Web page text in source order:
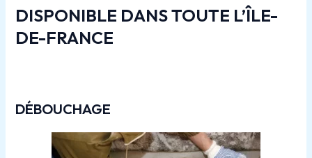
DISPONIBLE DANS TOUTE L’ÎLE-
DE-FRANCE
DÉBOUCHAGE